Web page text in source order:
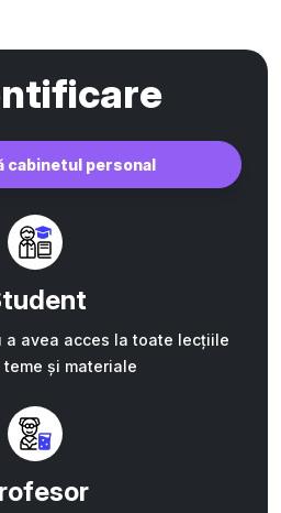
cabinetul personal
avea acces la toate lecțiile
teme și materiale